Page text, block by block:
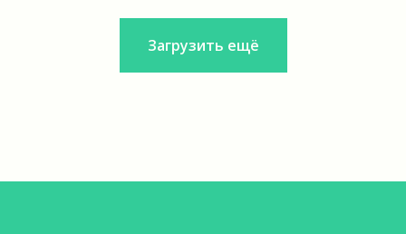
Загрузить ещё